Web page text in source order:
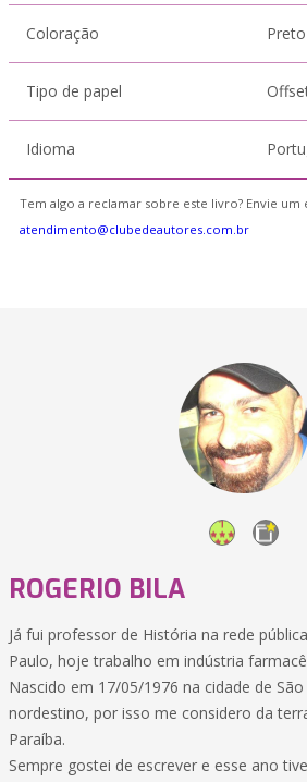
Coloração
Tipo de papel
Idioma
Tem algo a reclamar sobre este livro? Envie um
atendimento@clubedeautores.com.br
ROGERIO BILA
Já fui professor de História na rede
Paulo, hoje trabalho em indústria
Nascido em 17/05/1976 na cidade de
nordestino, por isso me considero da
Paraíba.
Sempre gostei de escrever e esse ano